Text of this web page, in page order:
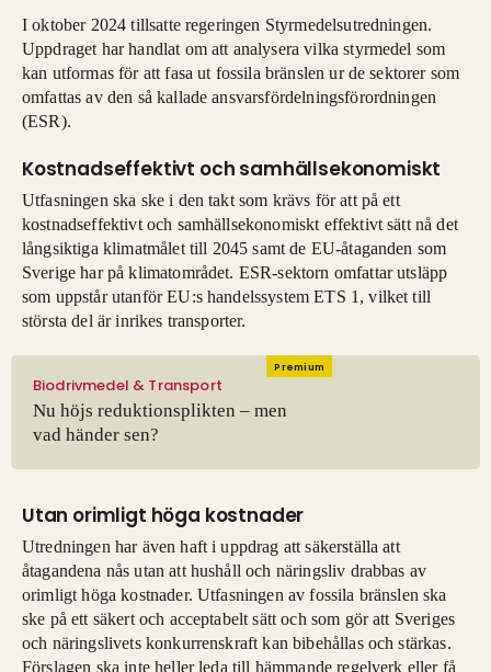
I oktober 2024 tillsatte regeringen Styrmedelsutredningen.
Uppdraget har handlat om att analysera vilka styrmedel som
kan utformas för att fasa ut fossila bränslen ur de sektorer som
omfattas av den så kallade ansvarsfördelningsförordningen
(ESR).
Kostnadseffektivt och samhällsekonomiskt
Utfasningen ska ske i den takt som krävs för att på ett
kostnadseffektivt och samhällsekonomiskt effektivt sätt nå det
långsiktiga klimatmålet till 2045 samt de EU-åtaganden som
Sverige har på klimatområdet. ESR-sektorn omfattar utsläpp
som uppstår utanför EU:s handelssystem ETS 1, vilket till
största del är inrikes transporter.
Premium
Biodrivmedel & Transport
Nu höjs reduktionsplikten – men
vad händer sen?
Utan orimligt höga kostnader
Utredningen har även haft i uppdrag att säkerställa att
åtagandena nås utan att hushåll och näringsliv drabbas av
orimligt höga kostnader. Utfasningen av fossila bränslen ska
ske på ett säkert och acceptabelt sätt och som gör att Sveriges
och näringslivets konkurrenskraft kan bibehållas och stärkas.
Förslagen ska inte heller leda till hämmande regelverk eller få